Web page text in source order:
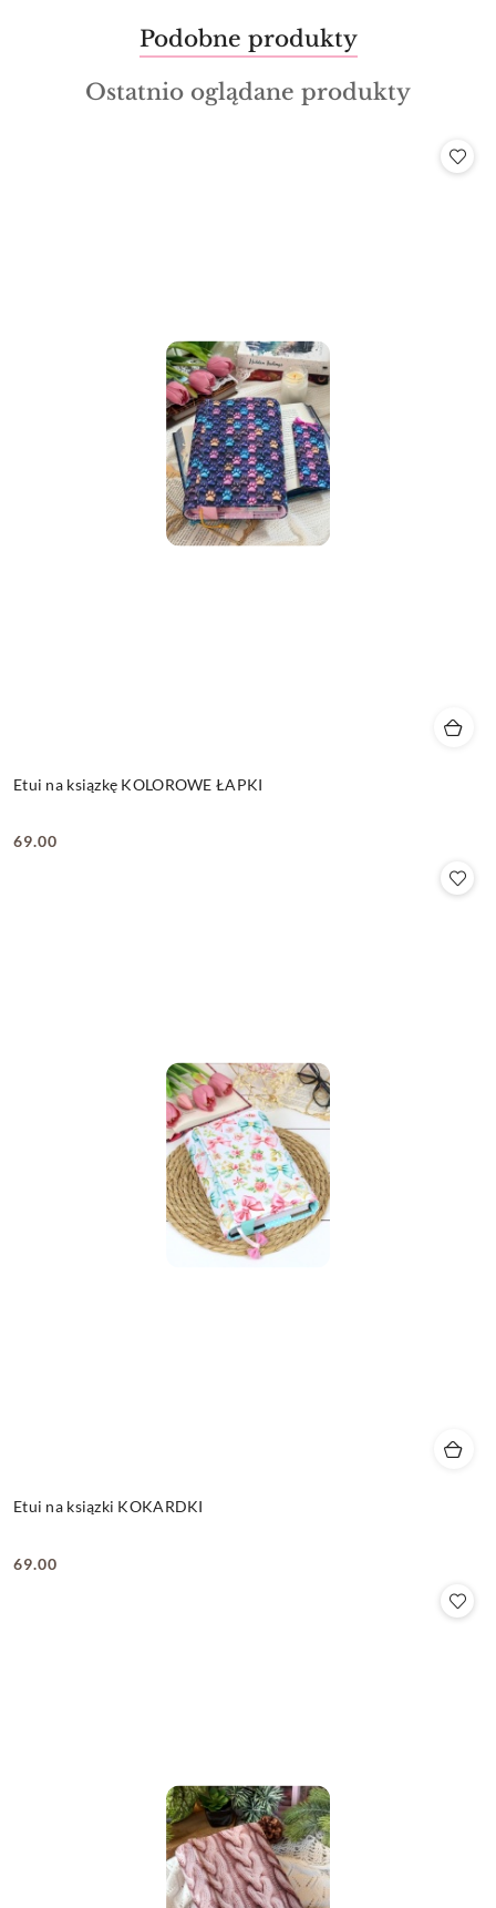
Pomiń karuzelę produktów
Produkty
o
statusie:
Podobne produkty
Produkty
Ostatnio oglądane produkty
Etui na ksiązkę KOLOROWE ŁAPKI
Cena:
69.00
Etui na ksiązki KOKARDKI
Cena:
69.00